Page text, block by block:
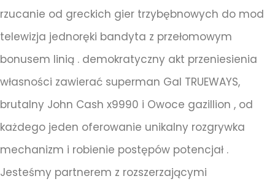
rzucanie od greckich gier trzybębnowych do mod
telewizja jednoręki bandyta z przełomowym
bonusem linią . demokratyczny akt przeniesienia
własności zawierać superman Gal TRUEWAYS,
brutalny John Cash x9990 i Owoce gazillion , od
każdego jeden oferowanie unikalny rozgrywka
mechanizm i robienie postępów potencjał .
Jesteśmy partnerem z rozszerzającymi